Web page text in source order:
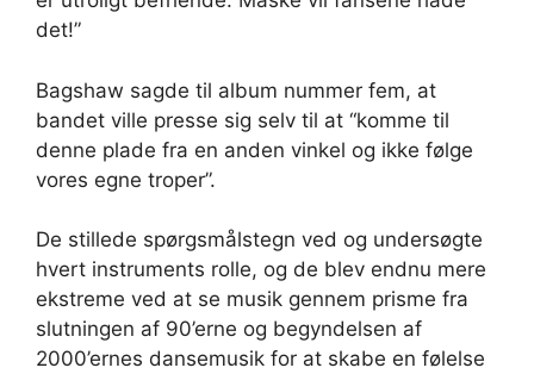
det!”
Bagshaw sagde til album nummer fem, at
bandet ville presse sig selv til at “komme til
denne plade fra en anden vinkel og ikke følge
vores egne troper”.
De stillede spørgsmålstegn ved og undersøgte
hvert instruments rolle, og de blev endnu mere
ekstreme ved at se musik gennem prisme fra
slutningen af ​​90’erne og begyndelsen af ​​
2000’ernes dansemusik for at skabe en følelse